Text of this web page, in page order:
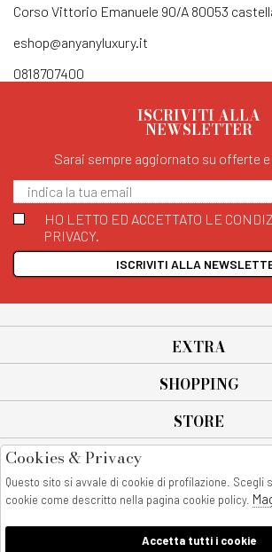
Corso Vittorio Emanuele 90/A 80053
eshop@anyanyluxury.it
0818707400
ISCRIVITI ALLA
NEWSLETTER
Sarai sempre aggiornato su offerte
HO LETTO ED ACCETTATO LE
PRIVACY.
ISCRIVITI ALLA
EXTRA
SHOPPING
STORE
All rights reserved - © Copyright 2026
AnyAnyluxury srl - Sede Legale: Corso Vittorio
castellammare di stabia - Italia
Cookies & Privacy
Questo sito si avvale di cookie di profilazione. Scegli
cookie come descritto nella pagina cookie policy.
Accetta tutti i cookie